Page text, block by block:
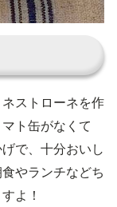
ストローネを作
ト缶がなくて
で、十分おいし
やランチなどち
よ！